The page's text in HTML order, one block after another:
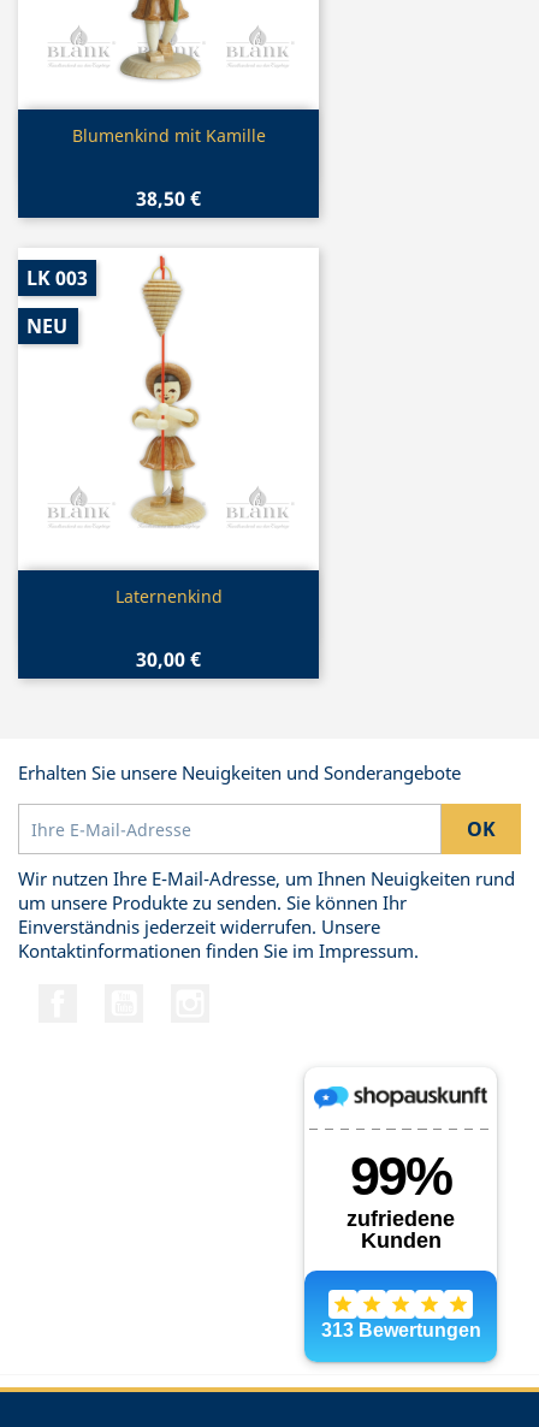
Vorschau
Blumenkind mit Kamille
38,50 €
Vorschau
Laternenkind
30,00 €
LK 003
NEU
Erhalten Sie unsere Neuigkeiten und Sonderangebote
Wir nutzen Ihre E-Mail-Adresse, um Ihnen Neuigkeiten rund
um unsere Produkte zu senden. Sie können Ihr
Einverständnis jederzeit widerrufen. Unsere
Kontaktinformationen finden Sie im Impressum.